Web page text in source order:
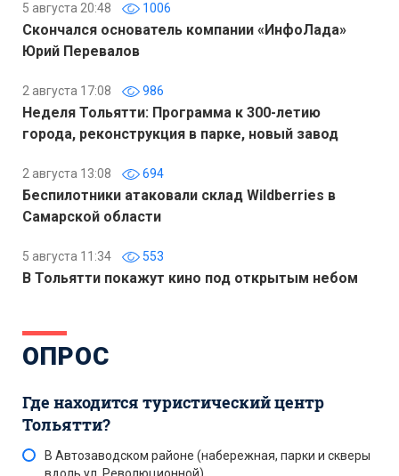
5 августа 20:48 1006
Скончался основатель компании «ИнфоЛада»
Юрий Перевалов
2 августа 17:08 986
Неделя Тольятти: Программа к 300-летию
города, реконструкция в парке, новый завод
2 августа 13:08 694
Беспилотники атаковали склад Wildberries в
Самарской области
5 августа 11:34 553
В Тольятти покажут кино под открытым небом
ОПРОС
Где находится туристический центр
Тольятти?
В Автозаводском районе (набережная, парки и скверы